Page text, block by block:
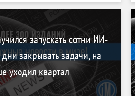
запускать сотни ИИ-
закрывать задачи, на
уходил квартал